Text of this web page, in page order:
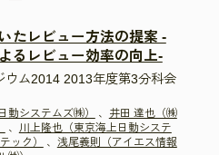
たレビュー方法の提案 -
るレビュー効率の向上-
ウム2014 2013年度第3分科会
動システムズ㈱） 、 井田 達也（㈱
、 川上隆也（東京海上日動システ
ック） 、 浅尾義則（アイエス情報